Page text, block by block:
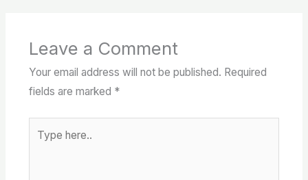
Leave a Comment
Your email address will not be published. Required
fields are marked *
here..